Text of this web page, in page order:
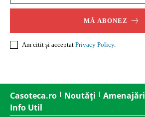
MĂ ABONEZ
Am citit și acceptat Privacy Policy.
Casoteca.ro Noutăți Amenajări
Info Util